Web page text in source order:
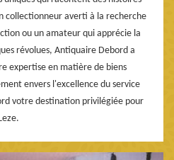
collectionneur averti à la recherche
ou un amateur qui apprécie la
révolues, Antiquaire Debord a
expertise en matière de biens
envers l'excellence du service
votre destination privilégiée pour